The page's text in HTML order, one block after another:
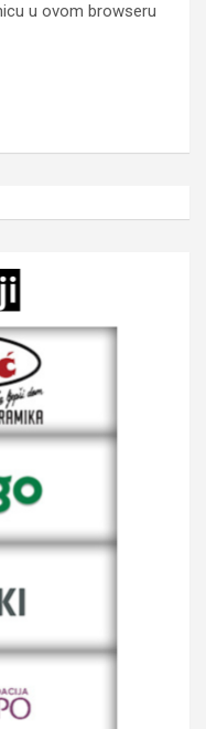
u ovom browseru